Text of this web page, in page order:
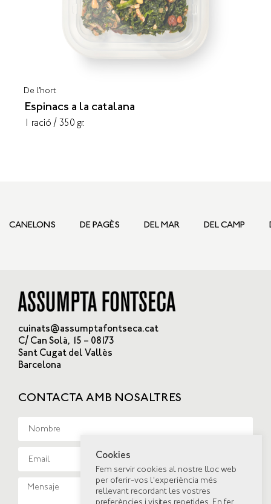
De l’hort
Espinacs a la catalana
1 ració / 350 gr.
CANELONS DE PAGÈS DEL MAR DEL CAMP
cuinats@assumptafontseca.cat
C/ Can Solà, 15 – 08173
Sant Cugat del Vallès
Barcelona
CONTACTA AMB NOSALTRES
Cookies
Fem servir cookies al nostre lloc web
per oferir-vos l'experiència més
rellevant recordant les vostres